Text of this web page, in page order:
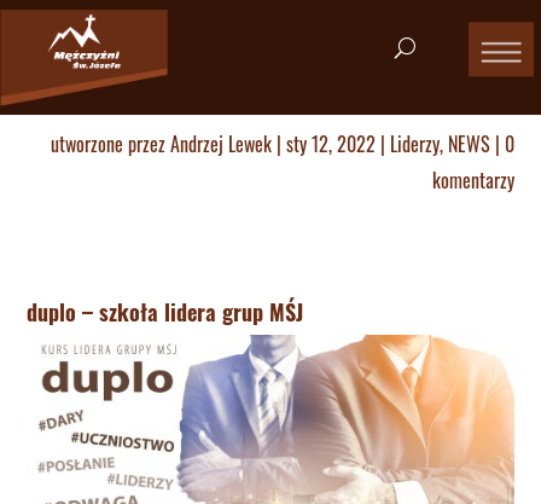
utworzone przezAndrzej Lewek| sty 12, 2022 | Liderzy, NEWS| 0
komentarzy
duplo – szkoła lidera grup MŚJ